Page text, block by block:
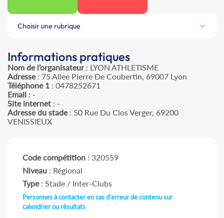
Choisir une rubrique
Informations pratiques
Nom de l’organisateur: LYON ATHLETISME
Adresse: 75 Allee Pierre De Coubertin, 69007 Lyon
Téléphone 1 : 0478252671
Email : -
Site internet : -
Adresse du stade: 50 Rue Du Clos Verger, 69200
VENISSIEUX
Code compétition : 320559
Niveau : Régional
Type: Stade / Inter-Clubs
Personnes à contacter en cas d'erreur de contenu sur
calendrier ou résultats